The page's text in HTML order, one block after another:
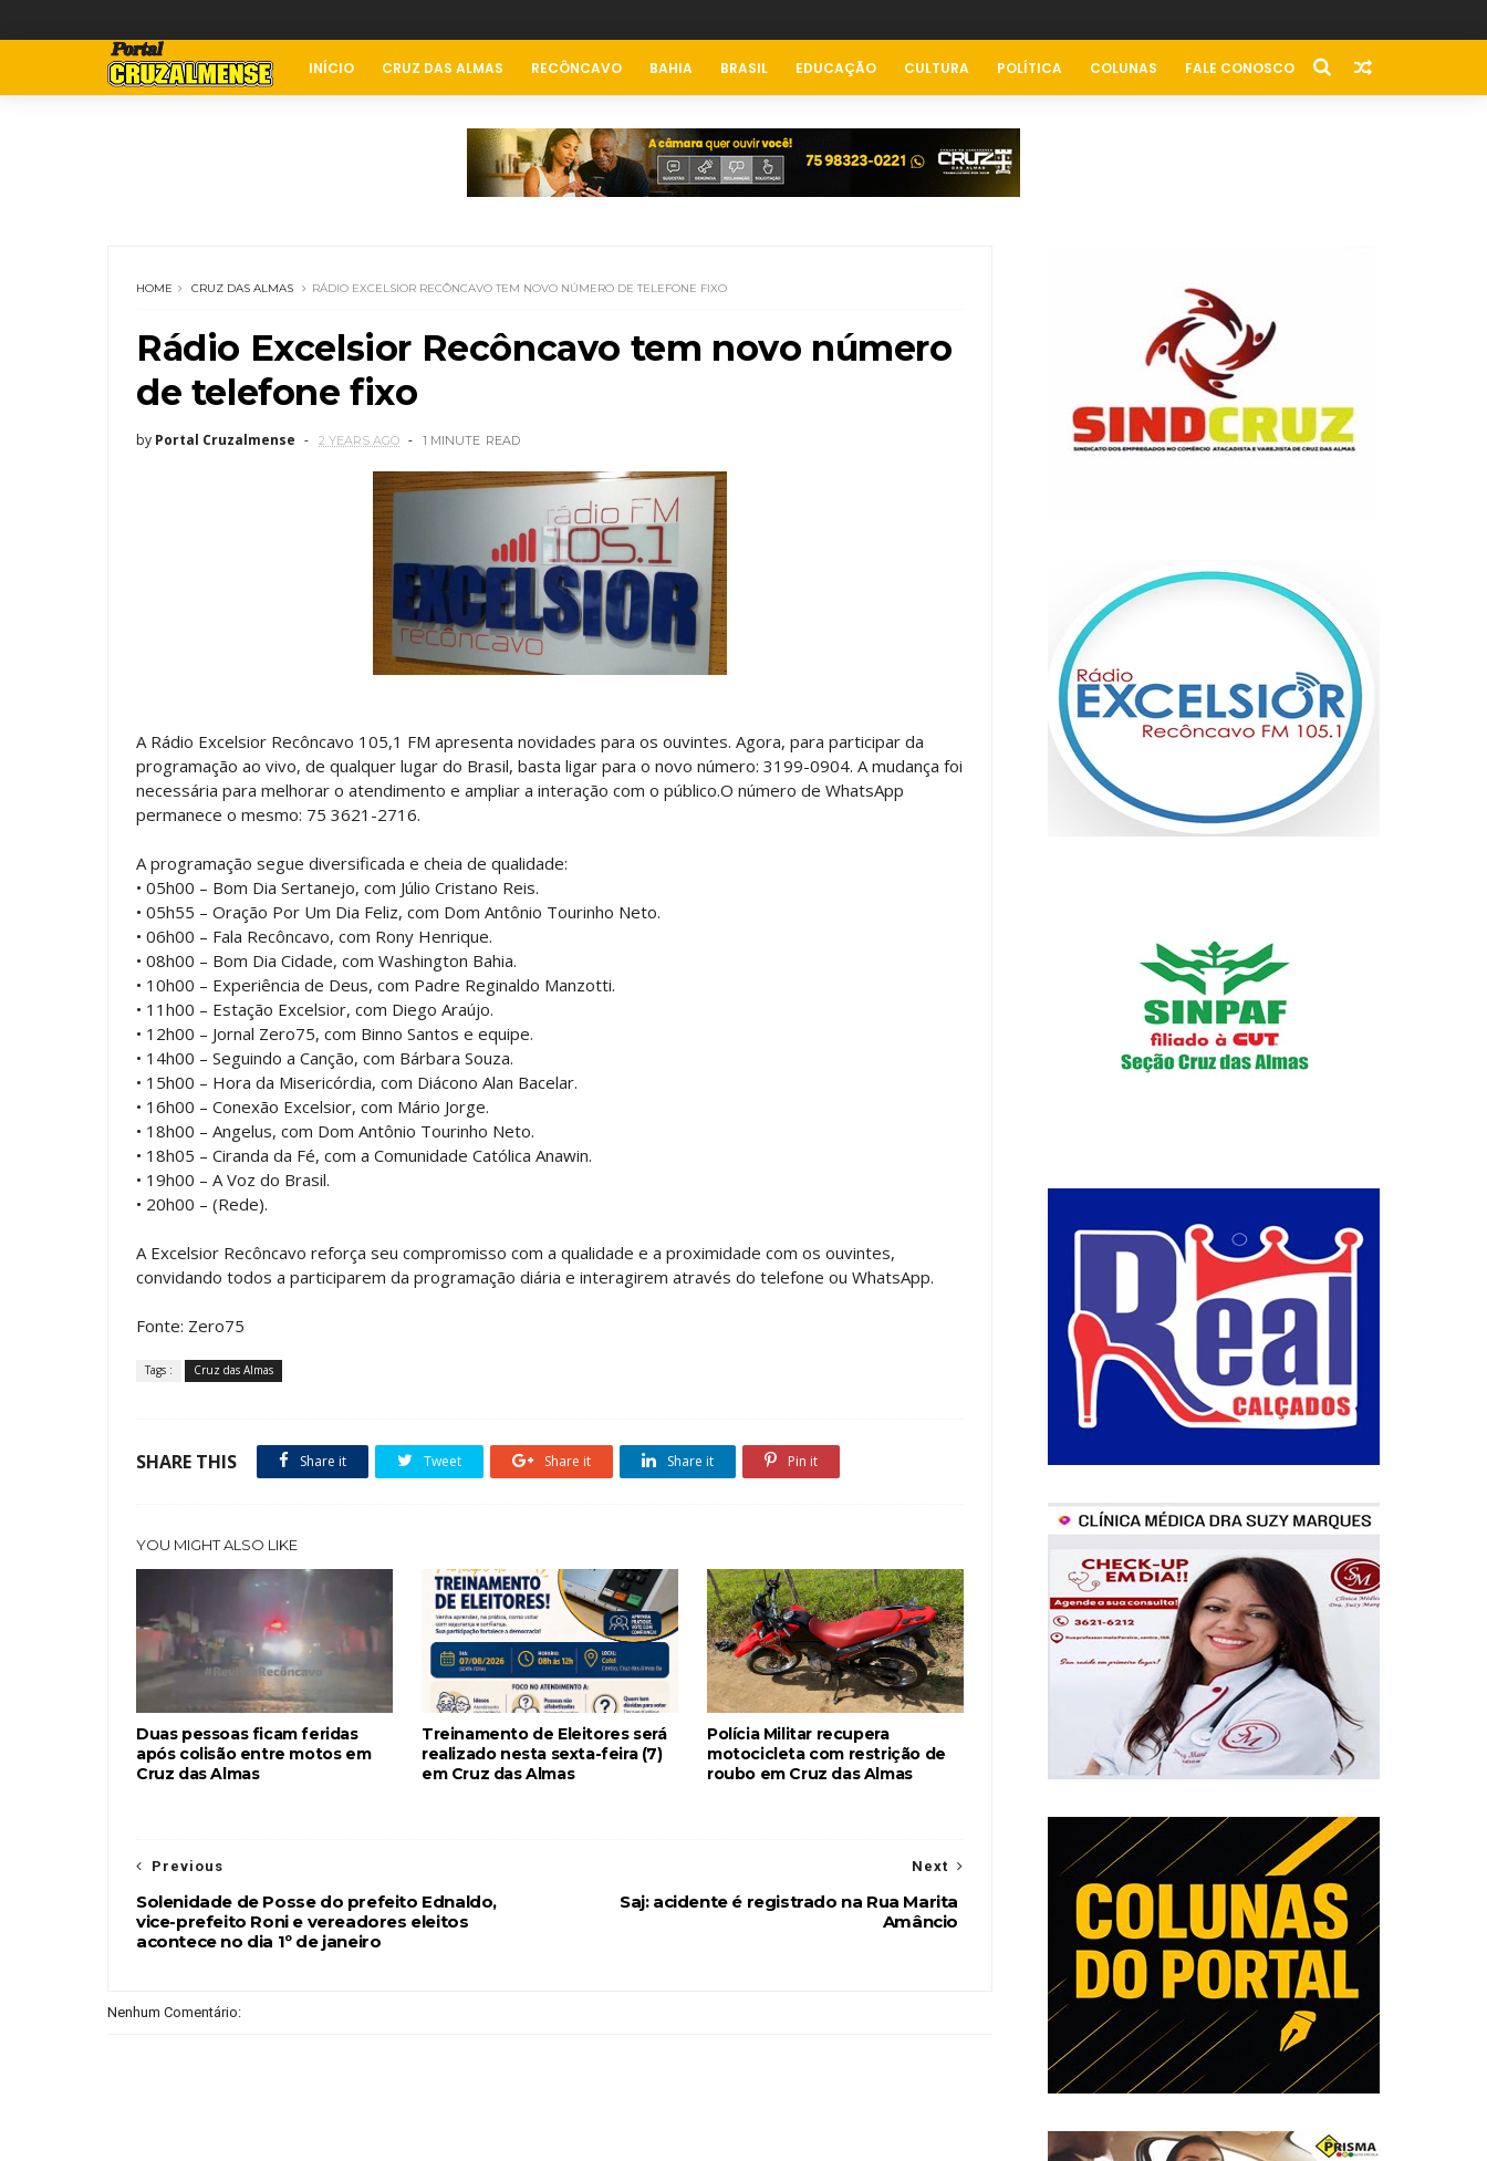
INÍCIO CRUZ DAS ALMAS RECÔNCAVO BAHIA BRASIL EDUCAÇÃO CULTURA POLÍTICA COLUNAS FALE CONOSCO
HOME CRUZ DAS ALMAS RÁDIO EXCELSIOR RECÔNCAVO TEM NOVO NÚMERO DE TELEFONE FIXO
Rádio Excelsior Recôncavo tem novo número
de telefone fixo
by Portal Cruzalmense 2 YEARS AGO 1 MINUTE READ
A Rádio Excelsior Recôncavo 105,1 FM apresenta novidades para os ouvintes. Agora, para participar da
programação ao vivo, de qualquer lugar do Brasil, basta ligar para o novo número: 3199-0904. A mudança foi
necessária para melhorar o atendimento e ampliar a interação com o público.O número de WhatsApp
permanece o mesmo: 75 3621-2716.
A programação segue diversificada e cheia de qualidade:
• 05h00 – Bom Dia Sertanejo, com Júlio Cristano Reis.
• 05h55 – Oração Por Um Dia Feliz, com Dom Antônio Tourinho Neto.
• 06h00 – Fala Recôncavo, com Rony Henrique.
• 08h00 – Bom Dia Cidade, com Washington Bahia.
• 10h00 – Experiência de Deus, com Padre Reginaldo Manzotti.
• 11h00 – Estação Excelsior, com Diego Araújo.
• 12h00 – Jornal Zero75, com Binno Santos e equipe.
• 14h00 – Seguindo a Canção, com Bárbara Souza.
• 15h00 – Hora da Misericórdia, com Diácono Alan Bacelar.
• 16h00 – Conexão Excelsior, com Mário Jorge.
• 18h00 – Angelus, com Dom Antônio Tourinho Neto.
• 18h05 – Ciranda da Fé, com a Comunidade Católica Anawin.
• 19h00 – A Voz do Brasil.
• 20h00 – (Rede).
A Excelsior Recôncavo reforça seu compromisso com a qualidade e a proximidade com os ouvintes,
convidando todos a participarem da programação diária e interagirem através do telefone ou WhatsApp.
Fonte: Zero75
Tags : Cruz das Almas
SHARE THIS Share it Tweet Share it Share it Pin it
YOU MIGHT ALSO LIKE
Duas pessoas ficam feridas
após colisão entre motos em
Cruz das Almas
Treinamento de Eleitores será
realizado nesta sexta-feira (7)
em Cruz das Almas
Polícia Militar recupera
motocicleta com restrição de
roubo em Cruz das Almas
Next
Saj: acidente é registrado na Rua Marita
Amâncio
Previous
Solenidade de Posse do prefeito Ednaldo,
vice-prefeito Roni e vereadores eleitos
acontece no dia 1º de janeiro
Nenhum Comentário: